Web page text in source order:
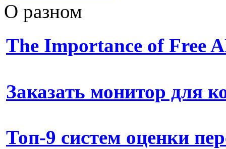
О разном
The Importance of Free
Заказать монитор для
Топ-9 систем оценки